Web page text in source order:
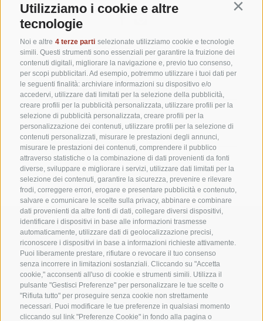
Utilizziamo i cookie e altre
tecnologie
Noi e altre 4 terze parti selezionate utilizziamo cookie e tecnologie
simili. Questi strumenti sono essenziali per garantire la fruizione dei
contenuti digitali, migliorare la navigazione e, previo tuo consenso,
per scopi pubblicitari. Ad esempio, potremmo utilizzare i tuoi dati per
le seguenti finalità: archiviare informazioni su dispositivo e/o
accedervi, utilizzare dati limitati per la selezione della pubblicità,
creare profili per la pubblicità personalizzata, utilizzare profili per la
selezione di pubblicità personalizzata, creare profili per la
personalizzazione dei contenuti, utilizzare profili per la selezione di
contenuti personalizzati, misurare le prestazioni degli annunci,
misurare le prestazioni dei contenuti, comprendere il pubblico
attraverso statistiche o la combinazione di dati provenienti da fonti
diverse, sviluppare e migliorare i servizi, utilizzare dati limitati per la
selezione dei contenuti, garantire la sicurezza, prevenire e rilevare
frodi, correggere errori, erogare e presentare pubblicità e contenuto,
salvare e comunicare le scelte sulla privacy, abbinare e combinare
dati provenienti da altre fonti di dati, collegare diversi dispositivi,
identificare i dispositivi in base alle informazioni trasmesse
automaticamente, utilizzare dati di geolocalizzazione precisi,
riconoscere i dispositivi in base a informazioni richieste attivamente.
Puoi liberamente prestare, rifiutare o revocare il tuo consenso
senza incorrere in limitazioni sostanziali. Cliccando su "Accetta
cookie," acconsenti all'uso di cookie e strumenti simili. Utilizza il
pulsante "Gestisci Preferenze" per personalizzare le tue scelte o
"Rifiuta tutto" per proseguire senza cookie non strettamente
necessari. Puoi modificare le tue preferenze in qualsiasi momento
cliccando sul link "Preferenze Cookie" in fondo alla pagina o
Cataloghi & Co.
Immagini e tour a 360°
Meteo e webcam
Come raggiungerci
Stories